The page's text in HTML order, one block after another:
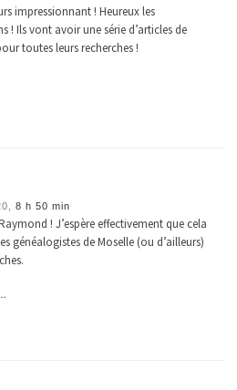
impressionnant ! Heureux les
! Ils vont avoir une série d’articles de
toutes leurs recherches !
8 h 50 min
! J’espère effectivement que cela
généalogistes de Moselle (ou d’ailleurs)